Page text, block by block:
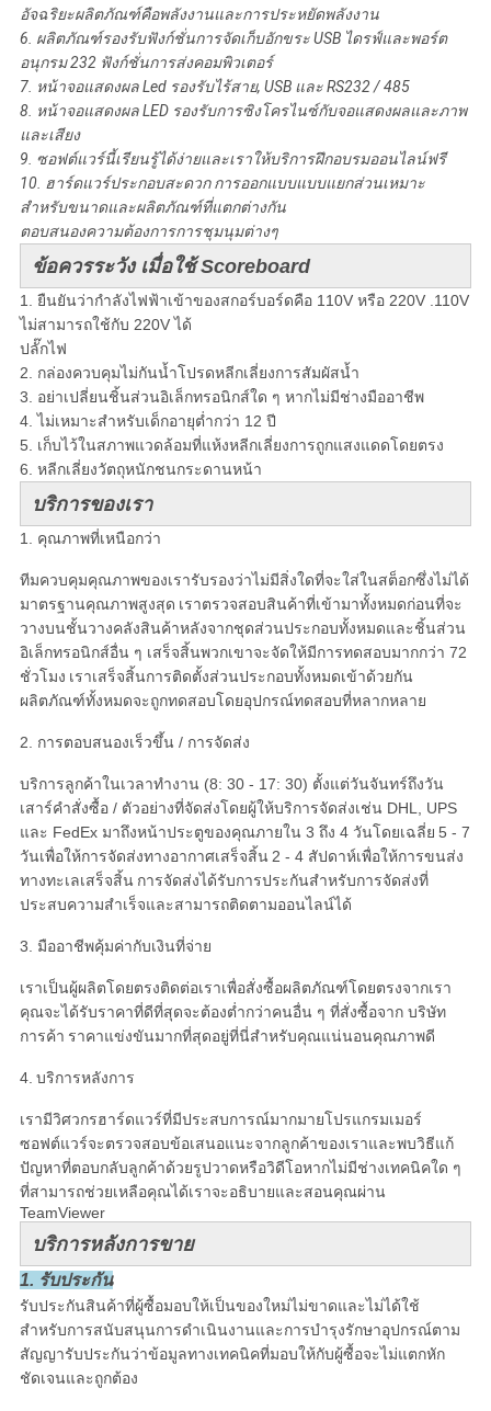
อัจฉริยะผลิตภัณฑ์คือพลังงานและการประหยัดพลังงาน
6. ผลิตภัณฑ์รองรับฟังก์ชั่นการจัดเก็บอักขระ USB ไดรฟ์และพอร์ต
อนุกรม 232 ฟังก์ชั่นการส่งคอมพิวเตอร์
7. หน้าจอแสดงผล Led รองรับไร้สาย, USB และ RS232 / 485
8. หน้าจอแสดงผล LED รองรับการซิงโครไนซ์กับจอแสดงผลและภาพ
และเสียง
9. ซอฟต์แวร์นี้เรียนรู้ได้ง่ายและเราให้บริการฝึกอบรมออนไลน์ฟรี
10. ฮาร์ดแวร์ประกอบสะดวก การออกแบบแบบแยกส่วนเหมาะ
สำหรับขนาดและผลิตภัณฑ์ที่แตกต่างกัน
ตอบสนองความต้องการการชุมนุมต่างๆ
ข้อควรระวัง เมื่อใช้ Scoreboard
1. ยืนยันว่ากำลังไฟฟ้าเข้าของสกอร์บอร์ดคือ 110V หรือ 220V .110V
ไม่สามารถใช้กับ 220V ได้
ปลั๊กไฟ
2. กล่องควบคุมไม่กันน้ำโปรดหลีกเลี่ยงการสัมผัสน้ำ
3. อย่าเปลี่ยนชิ้นส่วนอิเล็กทรอนิกส์ใด ๆ หากไม่มีช่างมืออาชีพ
4. ไม่เหมาะสำหรับเด็กอายุต่ำกว่า 12 ปี
5. เก็บไว้ในสภาพแวดล้อมที่แห้งหลีกเลี่ยงการถูกแสงแดดโดยตรง
6. หลีกเลี่ยงวัตถุหนักชนกระดานหน้า
บริการของเรา
1. คุณภาพที่เหนือกว่า
ทีมควบคุมคุณภาพของเรารับรองว่าไม่มีสิ่งใดที่จะใส่ในสต็อกซึ่งไม่ได้
มาตรฐานคุณภาพสูงสุด เราตรวจสอบสินค้าที่เข้ามาทั้งหมดก่อนที่จะ
วางบนชั้นวางคลังสินค้าหลังจากชุดส่วนประกอบทั้งหมดและชิ้นส่วน
อิเล็กทรอนิกส์อื่น ๆ เสร็จสิ้นพวกเขาจะจัดให้มีการทดสอบมากกว่า 72
ชั่วโมง เราเสร็จสิ้นการติดตั้งส่วนประกอบทั้งหมดเข้าด้วยกัน
ผลิตภัณฑ์ทั้งหมดจะถูกทดสอบโดยอุปกรณ์ทดสอบที่หลากหลาย
2. การตอบสนองเร็วขึ้น / การจัดส่ง
บริการลูกค้าในเวลาทำงาน (8: 30 - 17: 30) ตั้งแต่วันจันทร์ถึงวัน
เสาร์คำสั่งซื้อ / ตัวอย่างที่จัดส่งโดยผู้ให้บริการจัดส่งเช่น DHL, UPS
และ FedEx มาถึงหน้าประตูของคุณภายใน 3 ถึง 4 วันโดยเฉลี่ย 5 - 7
วันเพื่อให้การจัดส่งทางอากาศเสร็จสิ้น 2 - 4 สัปดาห์เพื่อให้การขนส่ง
ทางทะเลเสร็จสิ้น การจัดส่งได้รับการประกันสำหรับการจัดส่งที่
ประสบความสำเร็จและสามารถติดตามออนไลน์ได้
3. มืออาชีพคุ้มค่ากับเงินที่จ่าย
เราเป็นผู้ผลิตโดยตรงติดต่อเราเพื่อสั่งซื้อผลิตภัณฑ์โดยตรงจากเรา
คุณจะได้รับราคาที่ดีที่สุดจะต้องต่ำกว่าคนอื่น ๆ ที่สั่งซื้อจาก บริษัท
การค้า ราคาแข่งขันมากที่สุดอยู่ที่นี่สำหรับคุณแน่นอนคุณภาพดี
4. บริการหลังการ
เรามีวิศวกรฮาร์ดแวร์ที่มีประสบการณ์มากมายโปรแกรมเมอร์
ซอฟต์แวร์จะตรวจสอบข้อเสนอแนะจากลูกค้าของเราและพบวิธีแก้
ปัญหาที่ตอบกลับลูกค้าด้วยรูปวาดหรือวิดีโอหากไม่มีช่างเทคนิคใด ๆ
ที่สามารถช่วยเหลือคุณได้เราจะอธิบายและสอนคุณผ่าน
TeamViewer
บริการหลังการขาย
1. รับประกัน
รับประกันสินค้าที่ผู้ซื้อมอบให้เป็นของใหม่ไม่ขาดและไม่ได้ใช้
สำหรับการสนับสนุนการดำเนินงานและการบำรุงรักษาอุปกรณ์ตาม
สัญญารับประกันว่าข้อมูลทางเทคนิคที่มอบให้กับผู้ซื้อจะไม่แตกหัก
ชัดเจนและถูกต้อง